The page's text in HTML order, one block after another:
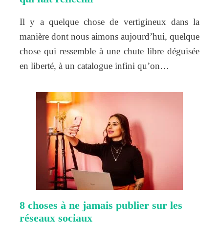
Il y a quelque chose de vertigineux dans la
manière dont nous aimons aujourd’hui, quelque
chose qui ressemble à une chute libre déguisée
en liberté, à un catalogue infini qu’on…
8 choses à ne jamais publier sur les
réseaux sociaux